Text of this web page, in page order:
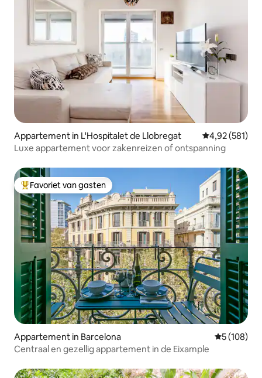
Appartement in L'Hospitalet de Llobregat Gemiddelde
4,92 (581)
Luxe appartement voor zakenreizen of ontspanning
Topfavoriet van gasten
Favoriet van gasten
Appartement in Barcelona
5 (108)
Centraal en gezellig appartement in de Eixample